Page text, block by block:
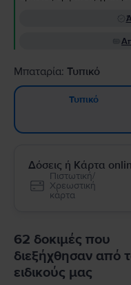
Μπαταρία: Τυπικό
Τυπικό
Δόσεις ή Κάρτα
Πιστωτική/
Χρεωστική
κάρτα
62 δοκιμές που
διεξήχθησαν από
ειδικούς μας